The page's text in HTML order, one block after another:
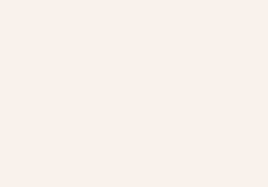
-Este aroma de tus rosas me ha
Mi corazón saltaba de alegría. Jamás
una cosa tan increíble como para ser
y que además tan poco, no, que nada
de Paz de sus puras manos me parecía
lluvia que da pan al hambriento y semilla
que había sido la primera vez que
“mi Amado… ya viene, saltando